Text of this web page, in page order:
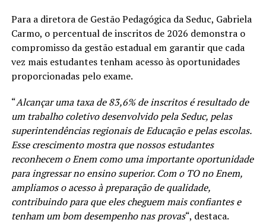
Para a diretora de Gestão Pedagógica da Seduc, Gabriela
Carmo, o percentual de inscritos de 2026 demonstra o
compromisso da gestão estadual em garantir que cada
vez mais estudantes tenham acesso às oportunidades
proporcionadas pelo exame.
“Alcançar uma taxa de 83,6% de inscritos é resultado de
um trabalho coletivo desenvolvido pela Seduc, pelas
superintendências regionais de Educação e pelas escolas.
Esse crescimento mostra que nossos estudantes
reconhecem o Enem como uma importante oportunidade
para ingressar no ensino superior. Com o TO no Enem,
ampliamos o acesso à preparação de qualidade,
contribuindo para que eles cheguem mais confiantes e
tenham um bom desempenho nas provas“, destaca.